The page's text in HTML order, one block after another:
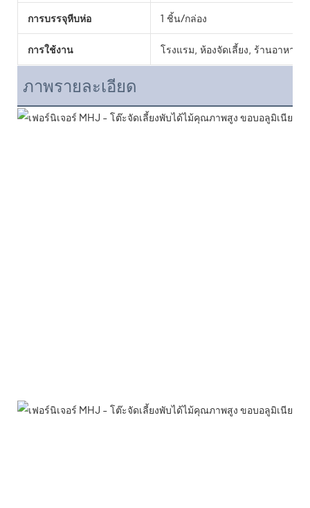
การบรรจุหีบห่อ 1 ชิ้น/กล่อง
การใช้งาน โรงแรม, ห้องจัดเลี้ยง, ร้านอาหาร,
ภาพรายละเอียด